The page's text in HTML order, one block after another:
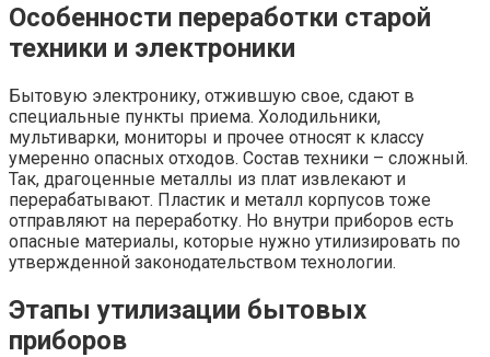
Особенности переработки старой
техники и электроники
Бытовую электронику, отжившую свое, сдают в
специальные пункты приема. Холодильники,
мультиварки, мониторы и прочее относят к классу
умеренно опасных отходов. Состав техники – сложный.
Так, драгоценные металлы из плат извлекают и
перерабатывают. Пластик и металл корпусов тоже
отправляют на переработку. Но внутри приборов есть
опасные материалы, которые нужно утилизировать по
утвержденной законодательством технологии.
Этапы утилизации бытовых
приборов